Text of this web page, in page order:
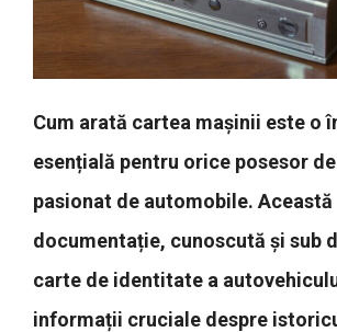
Cum arată cartea mașinii este o
esențială pentru orice posesor
pasionat de automobile. Această
documentație, cunoscută și sub
carte de identitate a
informații cruciale despre